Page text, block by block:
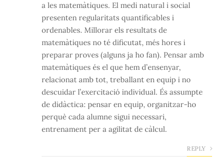
a les matemàtiques. El medi natural i social
presenten regularitats quantificables i
ordenables. Millorar els resultats de
matemàtiques no té dificutat, més hores i
preparar proves (alguns ja ho fan). Pensar amb
matemàtiques és el que hem d’ensenyar,
relacionat amb tot, treballant en equip i no
descuidar l’exercitació individual. És assumpte
de didàctica: pensar en equip, organitzar-ho
perquè cada alumne sigui necessari,
entrenament per a agilitat de càlcul.
REPLY